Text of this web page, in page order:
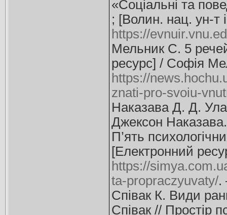
«Соціальні та
; [Волин. нац. ун-
https://
Мельник С. 5
ресурс] / Софія
https://
znati-pro-svoiu-
Наказава Д. Д.
Джексон
П’ять
[Електронний
https://
ta-propraczyuvaty/.
Співак К. Види
Співак // Простір